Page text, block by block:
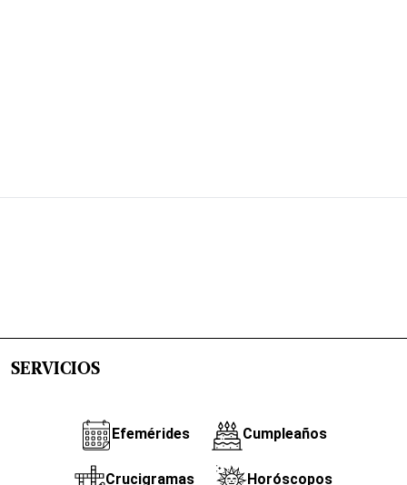
SERVICIOS
Efemérides Cumpleaños
Crucigramas Horóscopos